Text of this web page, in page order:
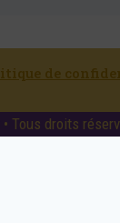
de
Tous droits